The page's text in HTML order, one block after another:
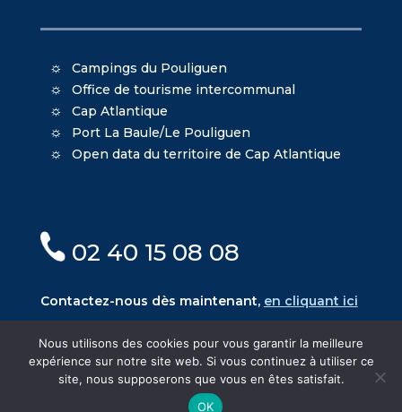
Campings du Pouliguen
Office de tourisme intercommunal
Cap Atlantique
Port La Baule/Le Pouliguen
Open data du territoire de Cap Atlantique
02 40 15 08 08
Contactez-nous dès maintenant, en cliquant ici
© Mairie du Pouliguen - CréationOniti - Design
Nous utilisons des cookies pour vous garantir la meilleure
expérience sur notre site web. Si vous continuez à utiliser ce
site, nous supposerons que vous en êtes satisfait.
OK